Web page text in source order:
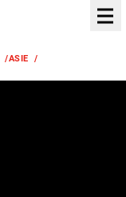
/ASIE /